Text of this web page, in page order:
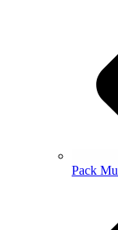
Pack